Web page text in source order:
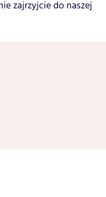
zajrzyjcie do naszej